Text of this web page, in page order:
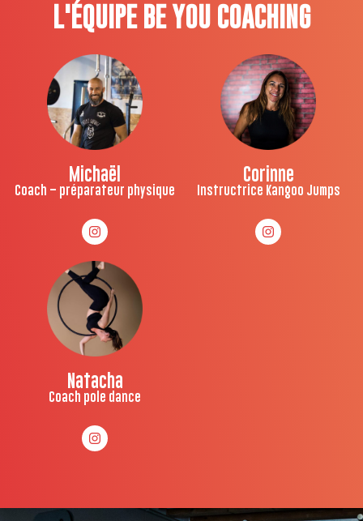
L'ÉQUIPE BE YOU COACHING
Michaël
Coach – préparateur physique
Corinne
Instructrice Kangoo Jumps
Natacha
Coach pole dance